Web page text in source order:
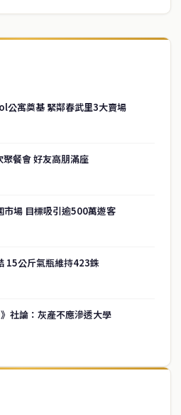
公寓奠基 緊鄰春武里3大賣場
餐會 好友高朋滿座
市場 目標吸引逾500萬遊客
15公斤氣瓶維持423銖
社論：灰產不應滲透大學
部設於曼谷的中文新聞媒體，致力於
內容。